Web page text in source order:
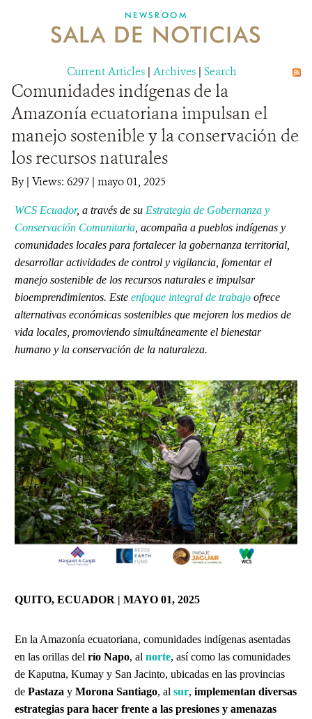
MECANISMO DE ATENCIÓN DE QUEJAS Y RECLAMOS
DONA
NEWSROOM
SALA DE NOTICIAS
Current Articles | Archives | Search
Comunidades indígenas de la
Amazonía ecuatoriana impulsan el
manejo sostenible y la conservación de
los recursos naturales
By| Views: 6297 | mayo 01, 2025
WCS Ecuador, a través de su Estrategia de Gobernanza y
Conservación Comunitaria , acompaña a pueblos indígenas y
comunidades locales para fortalecer la gobernanza territorial,
desarrollar actividades de control y vigilancia, fomentar el
manejo sostenible de los recursos naturales e impulsar
bioemprendimientos. Este enfoque integral de trabajo ofrece
alternativas económicas sostenibles que mejoren los medios de
vida locales, promoviendo simultáneamente el bienestar
humano y la conservación de la naturaleza.
QUITO, ECUADOR | MAYO 01, 2025
En la Amazonía ecuatoriana, comunidades indígenas asentadas
en las orillas del río Napo, al norte, así como las comunidades
de Kaputna, Kumay y San Jacinto, ubicadas en las provincias
de Pastaza y Morona Santiago, al sur, implementan diversas
estrategias para hacer frente a las presiones y amenazas